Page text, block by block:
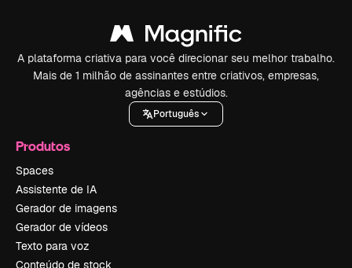
A plataforma criativa para você direcionar seu melhor trabalho.
Mais de 1 milhão de assinantes entre criativos, empresas,
agências e estúdios.
Português
Produtos
Spaces
Assistente de IA
Gerador de imagens
Gerador de vídeos
Texto para voz
Conteúdo de stock